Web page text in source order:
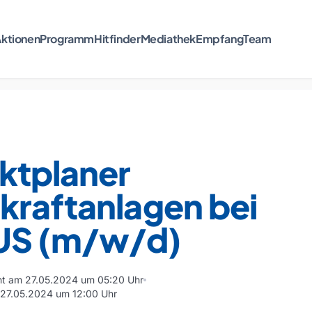
ProgrammHitfinderMediathekEmpfangTeam
bei
(m/w/d)
am 27.05.2024 um 05:20 Uhr
um 12:00 Uhr